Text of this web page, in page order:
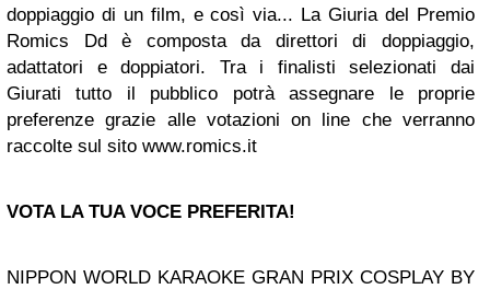
doppiaggio di un film, e così via... La Giuria del Premio
Romics Dd è composta da direttori di doppiaggio,
adattatori e doppiatori. Tra i finalisti selezionati dai
Giurati tutto il pubblico potrà assegnare le proprie
preferenze grazie alle votazioni on line che verranno
raccolte sul sito www.romics.it
VOTA LA TUA VOCE PREFERITA!
NIPPON WORLD KARAOKE GRAN PRIX COSPLAY BY